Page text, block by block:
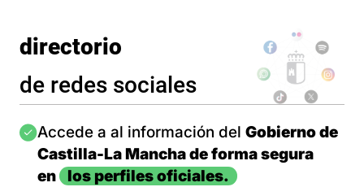
directorio
de redes sociales
Imagen
Accede a al información del Gobierno de
Castilla-La Mancha de forma segura
en
los perfiles oficiales.